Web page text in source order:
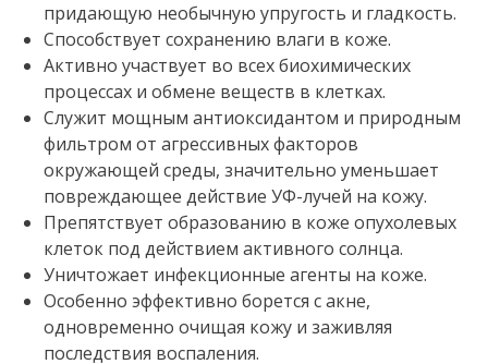
придающую необычную упругость и гладкость.
Способствует сохранению влаги в коже.
Активно участвует во всех биохимических
процессах и обмене веществ в клетках.
Служит мощным антиоксидантом и природным
фильтром от агрессивных факторов
окружающей среды, значительно уменьшает
повреждающее действие УФ-лучей на кожу.
Препятствует образованию в коже опухолевых
клеток под действием активного солнца.
Уничтожает инфекционные агенты на коже.
Особенно эффективно борется с акне,
одновременно очищая кожу и заживляя
последствия воспаления.